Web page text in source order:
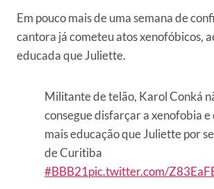
Em pouco mais de uma semana de
cantora já cometeu atos xenofóbicos,
educada que Juliette.
Militante de telão, Karol Conká
consegue disfarçar a xenofobia
mais educação que Juliette por
de Curitiba
#BBB21pic.twitter.com/